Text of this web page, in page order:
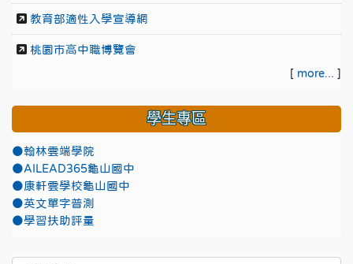
教育部適性入學宣導網
桃園市高中職博覽會
[ more... ]
學生專區
●翰林雲端學院
●AILEAD365龜山國中
●康軒雲學校龜山國中
●英文單字普測
●學習扶助評量